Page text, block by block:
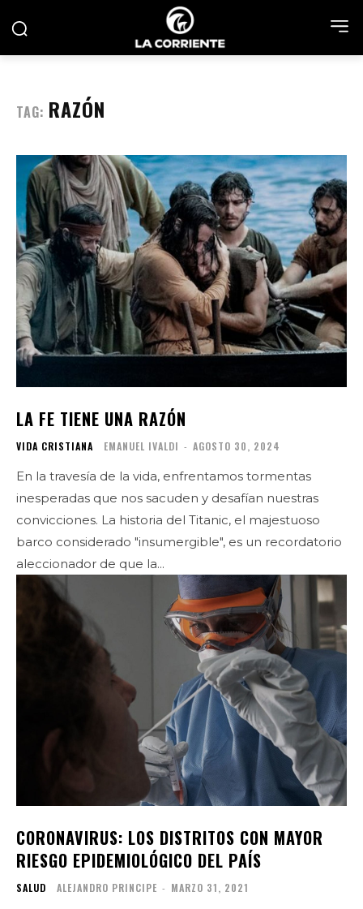
TAG: RAZÓN
LA FE TIENE UNA RAZÓN
VIDA CRISTIANA EMANUEL IVALDI - AGOSTO 30, 2024
En la travesía de la vida, enfrentamos tormentas
inesperadas que nos sacuden y desafían nuestras
convicciones. La historia del Titanic, el majestuoso
barco considerado "insumergible", es un recordatorio
aleccionador de que la...
CORONAVIRUS: LOS DISTRITOS CON MAYOR
RIESGO EPIDEMIOLÓGICO DEL PAÍS
SALUD ALEJANDRO PRINCIPE - MARZO 31, 2021